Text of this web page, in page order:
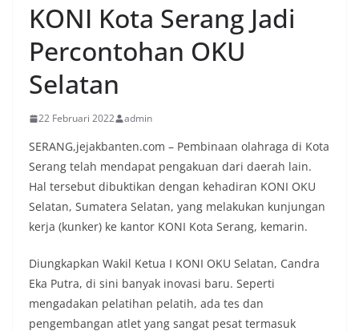
KONI Kota Serang Jadi
Percontohan OKU
Selatan
22 Februari 2022 admin
SERANG,jejakbanten.com – Pembinaan olahraga di Kota
Serang telah mendapat pengakuan dari daerah lain.
Hal tersebut dibuktikan dengan kehadiran KONI OKU
Selatan, Sumatera Selatan, yang melakukan kunjungan
kerja (kunker) ke kantor KONI Kota Serang, kemarin.
Diungkapkan Wakil Ketua I KONI OKU Selatan, Candra
Eka Putra, di sini banyak inovasi baru. Seperti
mengadakan pelatihan pelatih, ada tes dan
pengembangan atlet yang sangat pesat termasuk